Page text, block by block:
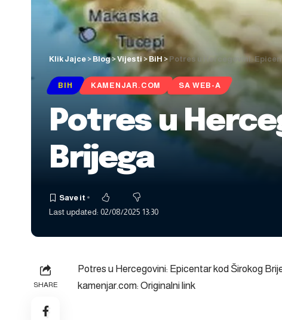
Klik Jajce > Blog>Vijesti> BiH > Potres u Hercegovini:
BIH KAMENJAR.COM SA WEB-A
Potres u
Brijega
Last updated: 02/08/2025 13:30
SHARE
Potres u Hercegovini: Epicentar kod Širokog
kamenjar.com: Originalni link